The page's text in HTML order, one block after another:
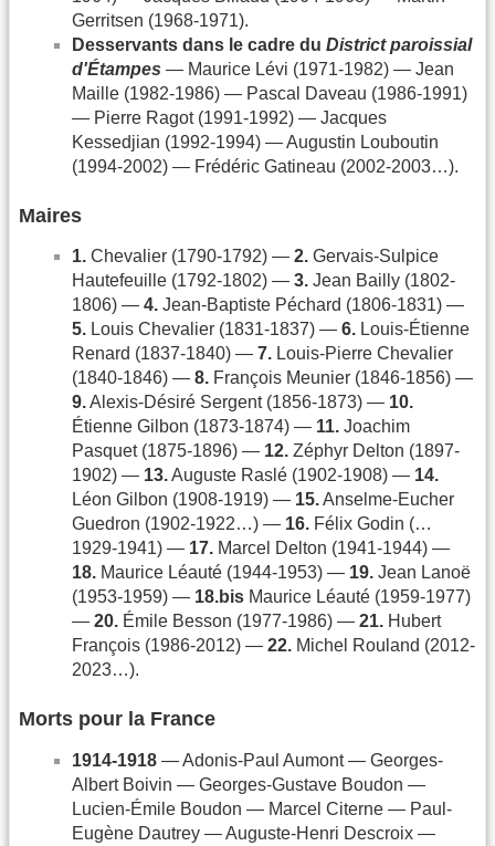
Gerritsen (1968-1971).
Desservants dans le cadre du District paroissial
d'Étampes — Maurice Lévi (1971-1982) — Jean
Maille (1982-1986) — Pascal Daveau (1986-1991)
— Pierre Ragot (1991-1992) — Jacques
Kessedjian (1992-1994) — Augustin Louboutin
(1994-2002) — Frédéric Gatineau (2002-2003…).
Maires
1. Chevalier (1790-1792) — 2. Gervais-Sulpice
Hautefeuille (1792-1802) — 3. Jean Bailly (1802-
1806) — 4. Jean-Baptiste Péchard (1806-1831) —
5. Louis Chevalier (1831-1837) — 6. Louis-Étienne
Renard (1837-1840) — 7. Louis-Pierre Chevalier
(1840-1846) — 8. François Meunier (1846-1856) —
9.Alexis-Désiré Sergent (1856-1873) — 10.
Étienne Gilbon (1873-1874) — 11. Joachim
Pasquet (1875-1896) — 12. Zéphyr Delton (1897-
1902) — 13.Auguste Raslé (1902-1908) — 14.
Léon Gilbon (1908-1919) — 15.Anselme-Eucher
Guedron (1902-1922…) — 16. Félix Godin (…
1929-1941) — 17. Marcel Delton (1941-1944) —
18. Maurice Léauté (1944-1953) — 19. Jean Lanoë
(1953-1959) — 18.bis Maurice Léauté (1959-1977)
— 20. Émile Besson (1977-1986) — 21. Hubert
François (1986-2012) — 22. Michel Rouland (2012-
2023…).
Morts pour la France
1914-1918 — Adonis-Paul Aumont — Georges-
Albert Boivin — Georges-Gustave Boudon —
Lucien-Émile Boudon — Marcel Citerne — Paul-
Eugène Dautrey — Auguste-Henri Descroix —